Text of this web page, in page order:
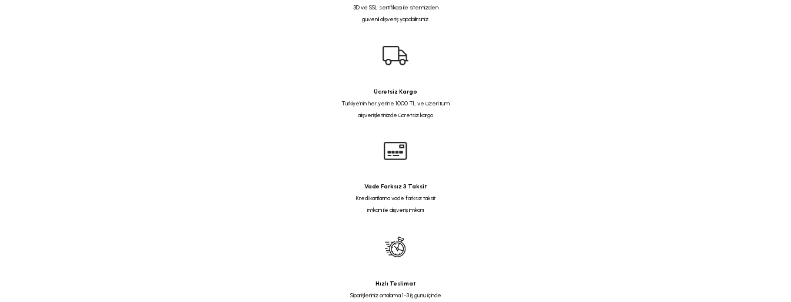
3D ve SSL sertifikası ile sitemizden
güvenli alışveriş yapabilirsiniz.
Ücretsiz Kargo
Türkiye'nin her yerine 1000 TL ve üzeri tüm
alışverişlerinizde ücretsiz kargo
Vade Farksız 3 Taksit
Kredi kartlarına vade farksız taksit
imkanı ile alışveriş imkanı
Hızlı Teslimat
Siparişleriniz ortalama 1-3 iş günü içinde